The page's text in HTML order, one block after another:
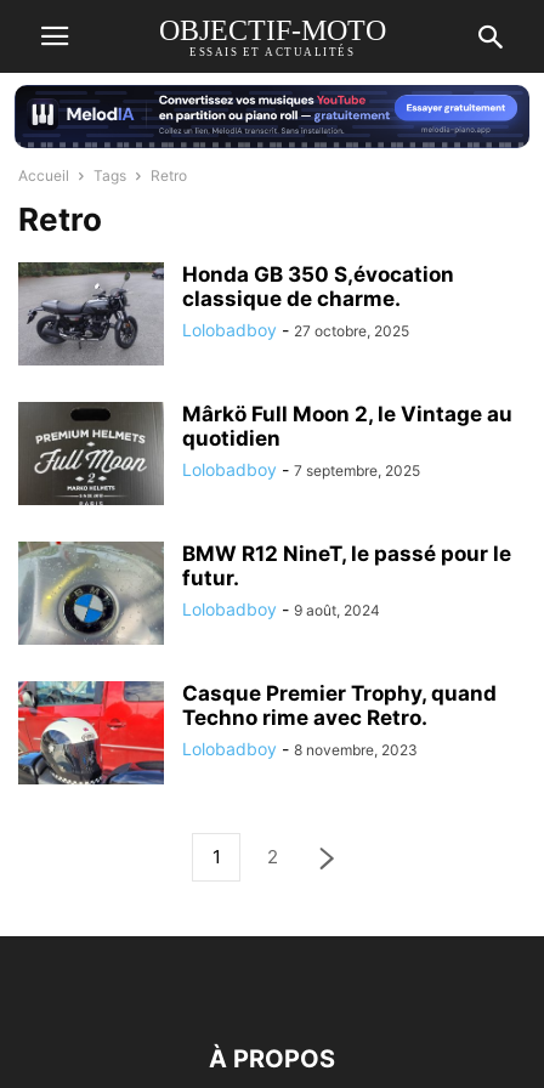
OBJECTIF-MOTO
ESSAIS ET ACTUALITÉS
Accueil Tags Retro
Retro
Honda GB 350 S,évocation
classique de charme.
Lolobadboy - 27 octobre, 2025
Mârkö Full Moon 2, le Vintage au
quotidien
Lolobadboy - 7 septembre, 2025
BMW R12 NineT, le passé pour le
futur.
Lolobadboy - 9 août, 2024
Casque Premier Trophy, quand
Techno rime avec Retro.
Lolobadboy - 8 novembre, 2023
1 2
À PROPOS